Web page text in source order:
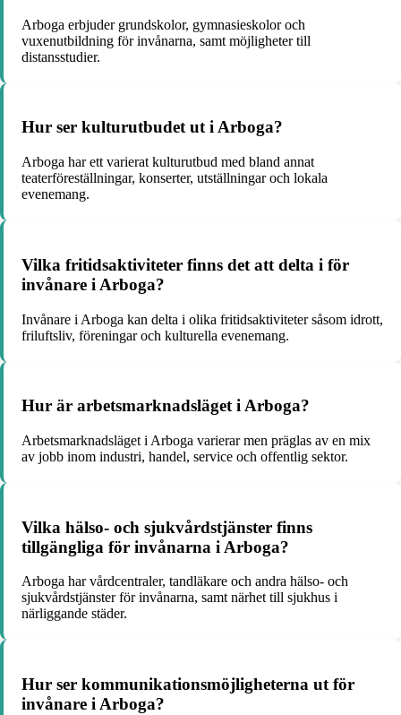
Arboga erbjuder grundskolor, gymnasieskolor och
vuxenutbildning för invånarna, samt möjligheter till
distansstudier.
Hur ser kulturutbudet ut i Arboga?
Arboga har ett varierat kulturutbud med bland annat
teaterföreställningar, konserter, utställningar och lokala
evenemang.
Vilka fritidsaktiviteter finns det att delta i för
invånare i Arboga?
Invånare i Arboga kan delta i olika fritidsaktiviteter såsom idrott,
friluftsliv, föreningar och kulturella evenemang.
Hur är arbetsmarknadsläget i Arboga?
Arbetsmarknadsläget i Arboga varierar men präglas av en mix
av jobb inom industri, handel, service och offentlig sektor.
Vilka hälso- och sjukvårdstjänster finns
tillgängliga för invånarna i Arboga?
Arboga har vårdcentraler, tandläkare och andra hälso- och
sjukvårdstjänster för invånarna, samt närhet till sjukhus i
närliggande städer.
Hur ser kommunikationsmöjligheterna ut för
invånare i Arboga?